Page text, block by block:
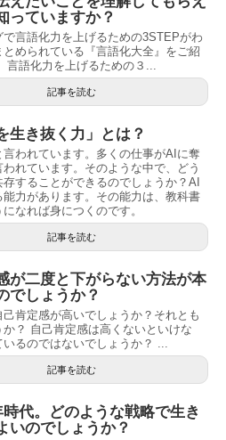
っていますか？
で言語化力を上げるための3STEPがわ
められている『言語化大全』をご紹
言語化力を上げるための３...
記事を読む
生き抜く力」とは？
言われています。多くの仕事がAIに奪
れています。そのような中で、どう
することができるのでしょうか？AI
能力があります。その能力は、教科書
なれば身につくのです。
記事を読む
が二度と下がらない方法が本
でしょうか？
肯定感が高いでしょうか？それとも
？ 自己肯定感は高くないといけな
いるのではないでしょうか？ ...
記事を読む
時代。どのような戦略で生き
いのでしょうか？